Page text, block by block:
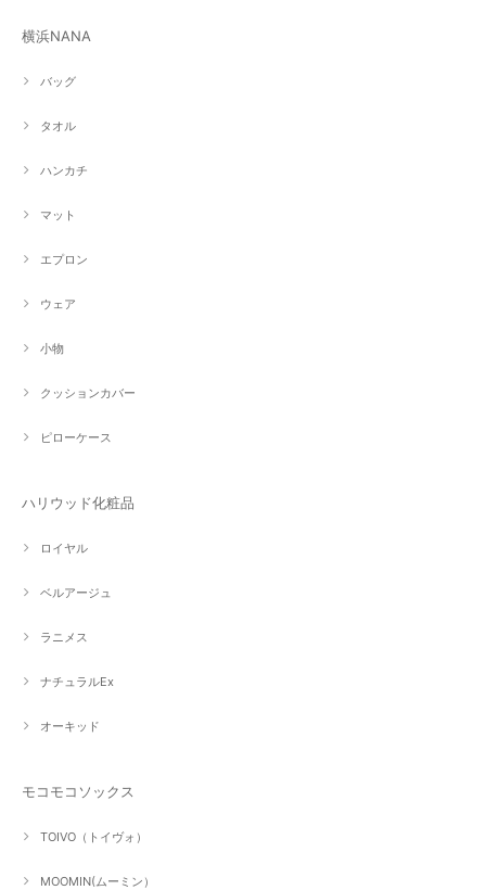
横浜NANA
バッグ
タオル
ハンカチ
マット
エプロン
ウェア
小物
クッションカバー
ピローケース
ハリウッド化粧品
ロイヤル
ベルアージュ
ラニメス
ナチュラルEx
オーキッド
モコモコソックス
TOIVO（トイヴォ）
MOOMIN(ムーミン）